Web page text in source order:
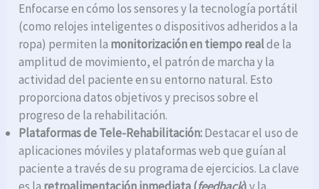
Enfocarse en cómo los sensores y la tecnología portátil
(como relojes inteligentes o dispositivos adheridos a la
ropa) permiten la monitorización en tiempo realde la
amplitud de movimiento, el patrón de marcha y la
actividad del paciente en su entorno natural. Esto
proporciona datos objetivos y precisos sobre el
progreso de la rehabilitación.
Plataformas de Tele-Rehabilitación:Destacar el uso de
aplicaciones móviles y plataformas web que guían al
paciente a través de su programa de ejercicios. La clave